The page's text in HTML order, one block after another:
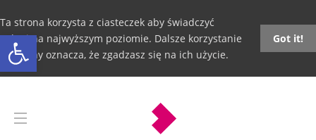
Otwórz pasek narzędzi
Ta strona korzysta z ciasteczek aby świadczyć
usługi na najwyższym poziomie. Dalsze korzystanie
ze strony oznacza, że zgadzasz się na ich użycie.
Got it!